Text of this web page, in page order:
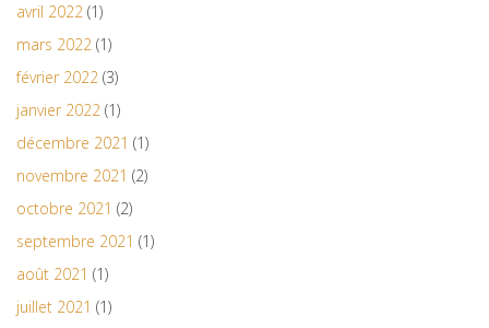
avril 2022 (1)
mars 2022 (1)
février 2022 (3)
janvier 2022 (1)
décembre 2021 (1)
novembre 2021 (2)
octobre 2021 (2)
septembre 2021 (1)
août 2021 (1)
juillet 2021 (1)